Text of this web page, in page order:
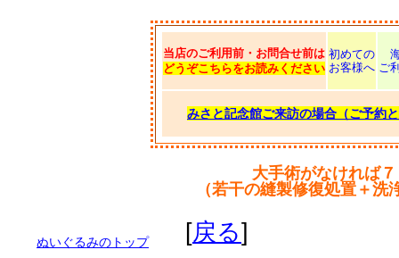
当店のご利用前・お問合せ前は
どうぞこちらをお読みください
初めての
お客様へ ご
みさと記念館ご来訪の場合（ご予約
大手術がなければ
（若干の縫製修復処置＋
ぬいぐるみのトップ [戻る]